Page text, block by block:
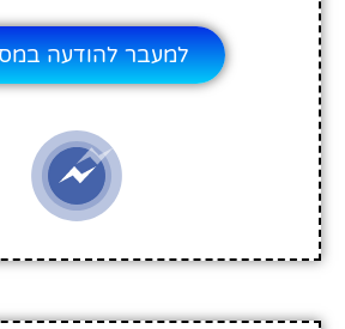
למעבר להודעה